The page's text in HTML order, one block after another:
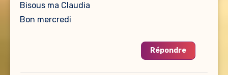
Bisous ma Claudia
Bon mercredi
Répondre